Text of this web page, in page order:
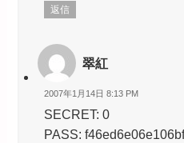
返信
翠紅
2007年1月14日 8:13 PM
SECRET: 0
PASS: